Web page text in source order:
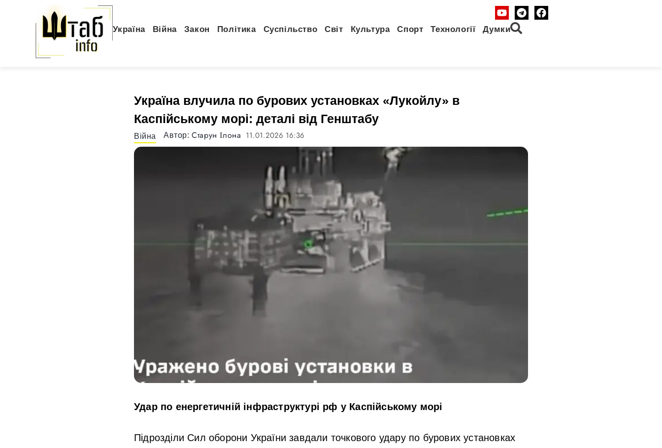
Україна Війна Закон Політика Суспільство Світ Культура Спорт Технології Думки
Україна влучила по бурових установках «Лукойлу» в
Каспійському морі: деталі від Генштабу
Війна Автор:Старун Ілона 11.01.2026 16:36
Удар по енергетичній інфраструктурі рф у Каспійському морі
Підрозділи Сил оборони України завдали точкового удару по бурових установках